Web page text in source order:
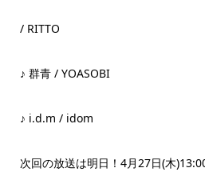
/ RITTO
♪ 群青 / YOASOBI
♪ i.d.m / idom
次回の放送は明日！4月27日(木